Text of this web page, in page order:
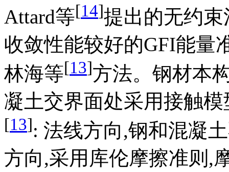
Attard等[14]提出的无约
收敛性能较好的GFI能量
林海等[13]方法。钢材本
凝土交界面处采用接触
[13]: 法线方向,钢和混凝
方向,采用库伦摩擦准则,